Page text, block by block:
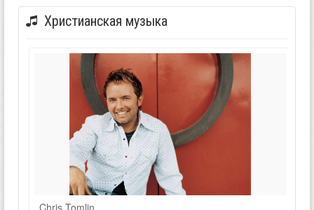
Христианская музыка
Chris Tomlin